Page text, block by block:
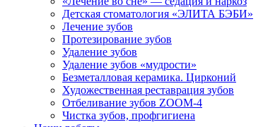
Детская стоматология «ЭЛИТА БЭБИ»
Лечение зубов
Протезирование зубов
Удаление зубов
Удаление зубов «мудрости»
Безметалловая керамика. Цирконий
Художественная реставрация зубов
Отбеливание зубов ZOOM-4
Чистка зубов, профгигиена